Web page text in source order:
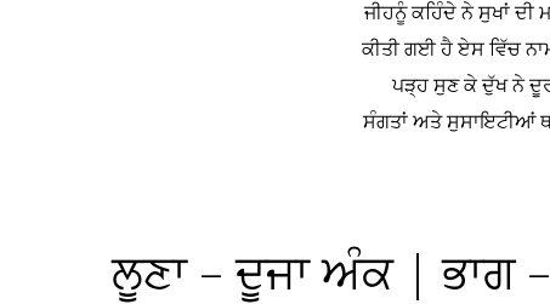
ਜੀਹਨੂੰ ਕਹਿੰਦੇ ਨੇ ਸੁਖਾਂ ਦੀ
ਕੀਤੀ ਗਈ ਹੈ ਏਸ ਵਿੱਚ
ਪੜ੍ਹ ਸੁਣ ਕੇ ਦੁੱਖ ਨੇ ਦੂਰ
ਸੰਗਤਾਂ ਅਤੇ ਸੁਸਾਇਟੀਆਂ ਥਾਂ
ਲੂਣਾ – ਦੂਜਾ ਅੰਕ | ਭਾਗ